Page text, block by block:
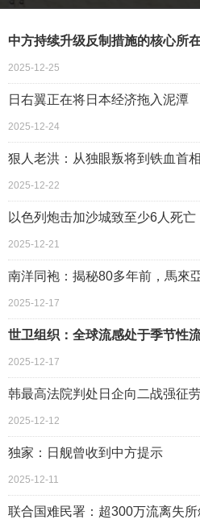
中方持续升级反制措施的核心所
2025-12-25
日右翼正在将日本经济拖入泥潭
2025-12-24
狠人老洪：从独眼叛将到铁血首
2025-12-22
以色列炮击加沙城致至少6人死亡
2025-12-21
南洋同袍：揭秘80多年前，馬來
2025-12-17
世卫组织：全球流感处于季节性
2025-12-17
韩最高法院判处日企向二战强征
2025-12-12
独家：日舰曾收到中方提示
2025-12-11
联合国难民署：超300万流离失